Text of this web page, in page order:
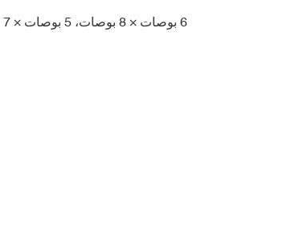
الأحجام القياسية: A5 (5.8 بوصة × 8.3 بوصة)، 6 بوصات × 8 بوصات، 5 بوصات × 7 بوصات، أو أحجام مخصصة متوفرة